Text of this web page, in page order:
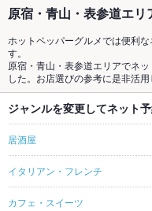
原宿・青山・表参道エ
ホットペッパーグルメでは便利
す。
原宿・青山・表参道エリアでネ
した。お店選びの参考に是非活用
ジャンルを変更してネット
居酒屋
イタリアン・フレンチ
カフェ・スイーツ